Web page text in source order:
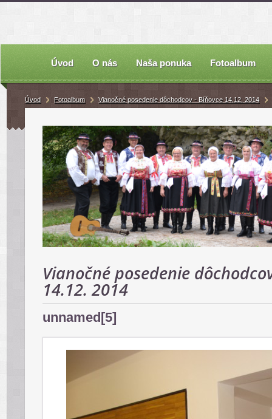
Úvod O nás Naša ponuka Fotoalbum
Úvod Fotoalbum Vianočné posedenie dôchodcov - Bíňovce 14.12. 2014
Vianočné posedenie
14.12. 2014
unnamed[5]